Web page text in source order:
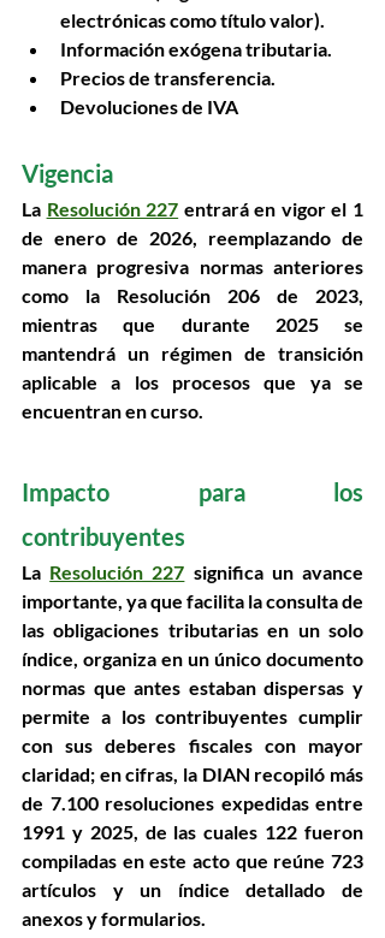
electrónicas como título valor).
Información exógena tributaria.
Precios de transferencia.
Devoluciones de IVA
Vigencia
La Resolución 227 entrará en vigor el 1
de enero de 2026 , reemplazando de
manera progresiva normas anteriores
como la Resolución 206 de 2023,
mientras que durante 2025 se
mantendrá un régimen de transición
aplicable a los procesos que ya se
encuentran en curso.
Impacto para los
contribuyentes
La Resolución 227 significa un avance
importante, ya que facilita la consulta de
las obligaciones tributarias en un solo
índice, organiza en un único documento
normas que antes estaban dispersas y
permite a los contribuyentes cumplir
con sus deberes fiscales con mayor
claridad; en cifras, la DIAN recopiló más
de 7.100 resoluciones expedidas entre
1991 y 2025, de las cuales 122 fueron
compiladas en este acto que reúne 723
artículos y un índice detallado de
anexos y formularios.